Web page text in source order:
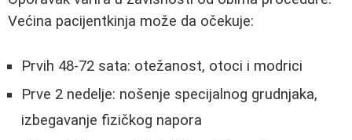
Većina pacijentkinja može da očekuje:
Prvih 48-72 sata: otežanost, otoci i modrici
Prve 2 nedelje: nošenje specijalnog grudnjaka,
izbegavanje fizičkog napora